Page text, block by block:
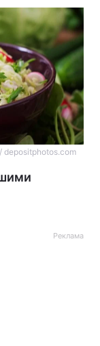
depositphotos.com
Реклама